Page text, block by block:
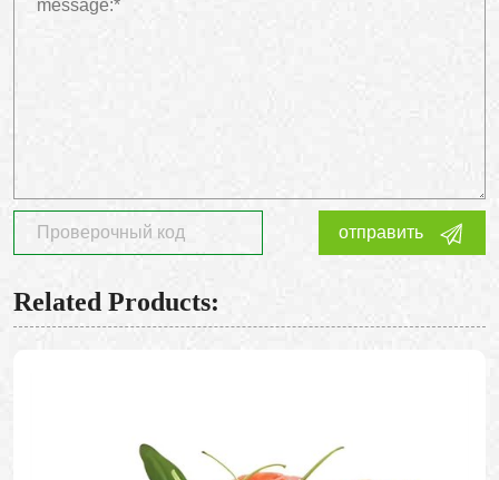
отправить
Related Products: